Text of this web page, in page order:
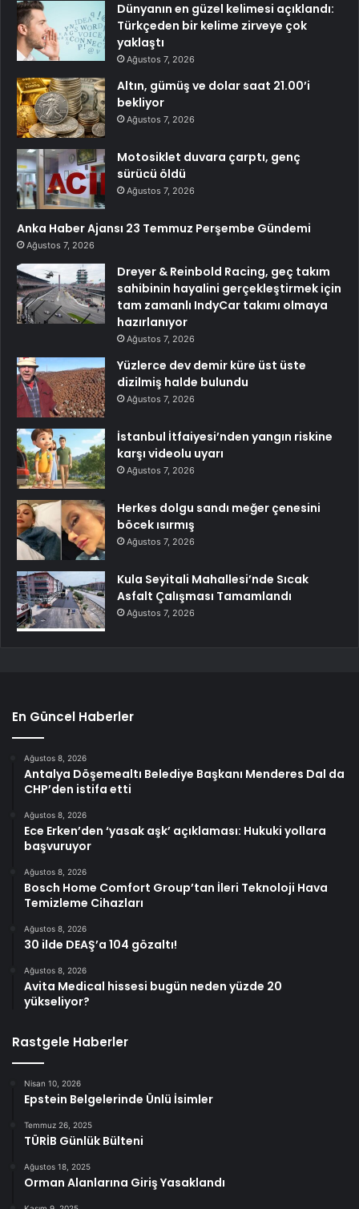
Dünyanın en güzel kelimesi açıklandı:
Türkçeden bir kelime zirveye çok
yaklaştı
Ağustos 7, 2026
Altın, gümüş ve dolar saat 21.00’i
bekliyor
Ağustos 7, 2026
Motosiklet duvara çarptı, genç
sürücü öldü
Ağustos 7, 2026
Anka Haber Ajansı 23 Temmuz Perşembe Gündemi
Ağustos 7, 2026
Dreyer & Reinbold Racing, geç takım
sahibinin hayalini gerçekleştirmek için
tam zamanlı IndyCar takımı olmaya
hazırlanıyor
Ağustos 7, 2026
Yüzlerce dev demir küre üst üste
dizilmiş halde bulundu
Ağustos 7, 2026
İstanbul İtfaiyesi’nden yangın riskine
karşı videolu uyarı
Ağustos 7, 2026
Herkes dolgu sandı meğer çenesini
böcek ısırmış
Ağustos 7, 2026
Kula Seyitali Mahallesi’nde Sıcak
Asfalt Çalışması Tamamlandı
Ağustos 7, 2026
En Güncel Haberler
Ağustos 8, 2026
Antalya Döşemealtı Belediye Başkanı Menderes Dal da
CHP’den istifa etti
Ağustos 8, 2026
Ece Erken’den ‘yasak aşk’ açıklaması: Hukuki yollara
başvuruyor
Ağustos 8, 2026
Bosch Home Comfort Group’tan İleri Teknoloji Hava
Temizleme Cihazları
Ağustos 8, 2026
30 ilde DEAŞ’a 104 gözaltı!
Ağustos 8, 2026
Avita Medical hissesi bugün neden yüzde 20
yükseliyor?
Rastgele Haberler
Nisan 10, 2026
Epstein Belgelerinde Ünlü İsimler
Temmuz 26, 2025
TÜRİB Günlük Bülteni
Ağustos 18, 2025
Orman Alanlarına Giriş Yasaklandı